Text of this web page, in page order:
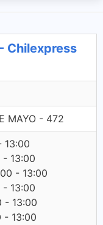
Chilexpress
MAYO - 472
13:00
13:00
- 13:00
13:00
- 13:00
- 13:00